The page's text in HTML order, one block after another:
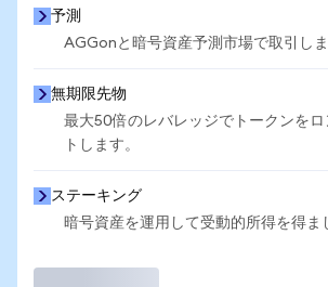
予測
AGGonと暗号資産予測市場で取引しま
無期限先物
最大50倍のレバレッジでトークンを
トします。
ステーキング
暗号資産を運用して受動的所得を得ま